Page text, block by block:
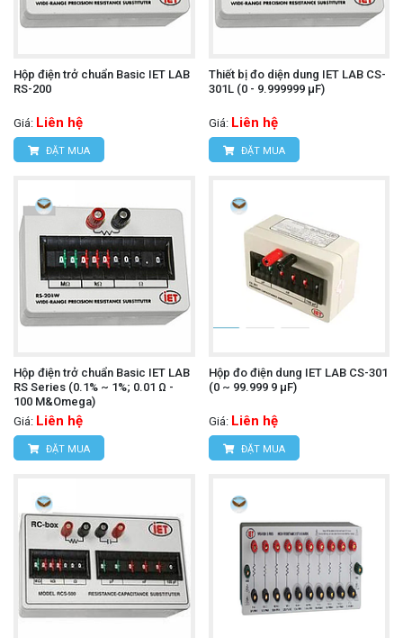
Hộp điện trở chuẩn Basic IET LAB
RS-200
Giá: Liên hệ
ĐẶT MUA
Thiết bị đo diện dung IET LAB CS-
301L (0 - 9.999999 μF)
Giá: Liên hệ
ĐẶT MUA
Hộp điện trở chuẩn Basic IET LAB
RS Series (0.1% ~ 1%; 0.01 Ω -
100 M&Omega)
Giá: Liên hệ
ĐẶT MUA
Hộp đo điện dung IET LAB CS-301
(0 ~ 99.999 9 µF)
Giá: Liên hệ
ĐẶT MUA